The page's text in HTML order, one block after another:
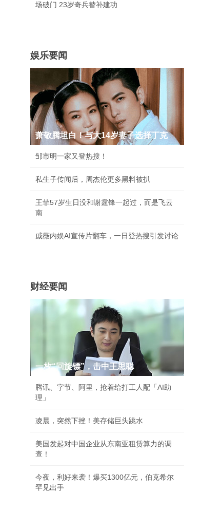
场破门 23岁奇兵替补建功
娱乐要闻
萧敬腾坦白！与大14岁妻子选择丁克
邹市明一家又登热搜！
私生子传闻后，周杰伦更多黑料被扒
王菲57岁生日没和谢霆锋一起过，而是飞云
南
戚薇内娱AI宣传片翻车，一日登热搜引发讨论
财经要闻
一枚“回旋镖”，击中王思聪
腾讯、字节、阿里，抢着给打工人配「AI助
理」
凌晨，突然下挫！美存储巨头跳水
美国发起对中国企业从东南亚租赁算力的调
查！
今夜，利好来袭！爆买1300亿元，伯克希尔
罕见出手